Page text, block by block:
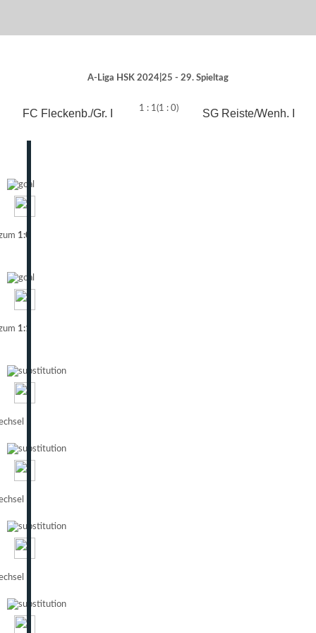
A-Liga HSK 2024|25 - 29. Spieltag
FC Fleckenb./Gr. I 1 : 1(1 : 0) SG Reiste/Wenh. I
1:0
1:1